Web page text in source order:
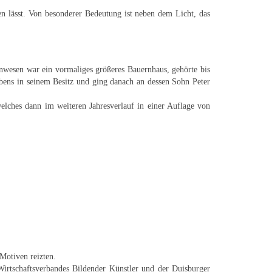
Von besonderer Bedeutung ist neben dem Licht, das
war ein vormaliges größeres Bauernhaus, gehörte bis
in seinem Besitz und ging danach an dessen Sohn Peter
dann im weiteren Jahresverlauf in einer Auflage von
reizten.
Bildender Künstler und der Duisburger